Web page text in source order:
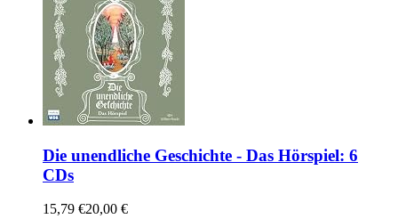
Die unendliche Geschichte - Das Hörspiel: 6
CDs
15,79 €20,00 €